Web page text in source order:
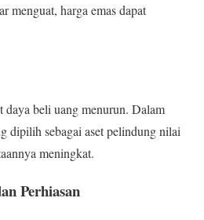
menguat, harga emas dapat
beli uang menurun. Dalam
dipilih sebagai aset pelindung nilai
meningkat.
Perhiasan